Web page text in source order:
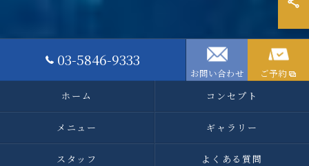
03-5846-9333
お問い合わせ
ご予約
ホーム
コンセプト
メニュー ギャラリー
スタッフ よくある質問